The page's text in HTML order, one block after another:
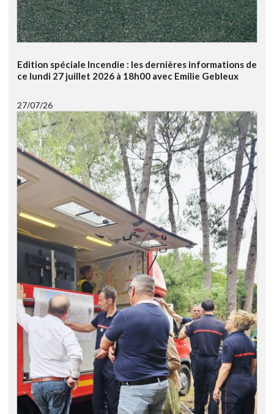
Edition spéciale Incendie : les dernières informations de
ce lundi 27 juillet 2026 à 18h00 avec Emilie Gebleux
27/07/26